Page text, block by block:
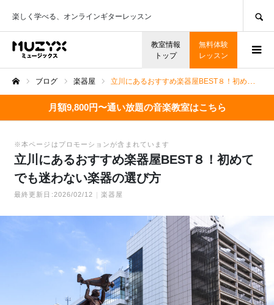
楽しく学べる、オンラインギターレッスン
教室情報
トップ
無料体験
レッスン
ブログ 楽器屋 立川にあるおすすめ楽器屋BEST８！初めてでも迷わない楽器の選び方
月額9,800円〜通い放題の音楽教室はこちら
※本ページはプロモーションが含まれています
立川にあるおすすめ楽器屋BEST８！初めて
でも迷わない楽器の選び方
最終更新日:2026/02/12 楽器屋